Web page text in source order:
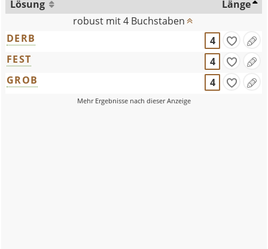
Lösung
Länge
robust mit 4 Buchstaben
DERB
4
FEST
4
GROB
4